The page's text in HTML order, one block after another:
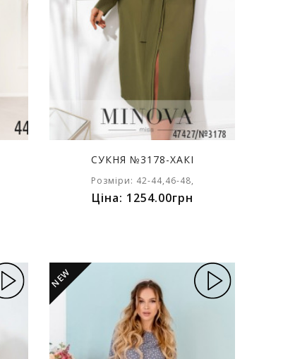
СУКНЯ №3178-ХАКІ
Розміри: 42-44,46-48,
Ціна: 1254.00грн
NEW